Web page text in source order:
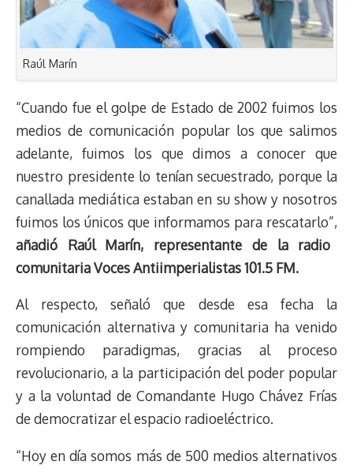
Raúl Marín
“Cuando fue el golpe de Estado de 2002 fuimos los
medios de comunicación popular los que salimos
adelante, fuimos los que dimos a conocer que
nuestro presidente lo tenían secuestrado, porque la
canallada mediática estaban en su show y nosotros
fuimos los únicos que informamos para rescatarlo”,
añadió Raúl Marín, representante de la radio
comunitaria Voces Antiimperialistas 101.5 FM.
Al respecto, señaló que desde esa fecha la
comunicación alternativa y comunitaria ha venido
rompiendo paradigmas, gracias al proceso
revolucionario, a la participación del poder popular
y a la voluntad de Comandante Hugo Chávez Frías
de democratizar el espacio radioeléctrico.
“Hoy en día somos más de 500 medios alternativos